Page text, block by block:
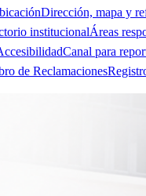
Dirección, mapa y
institucionalÁreas
Canal para
de Reclamaciones